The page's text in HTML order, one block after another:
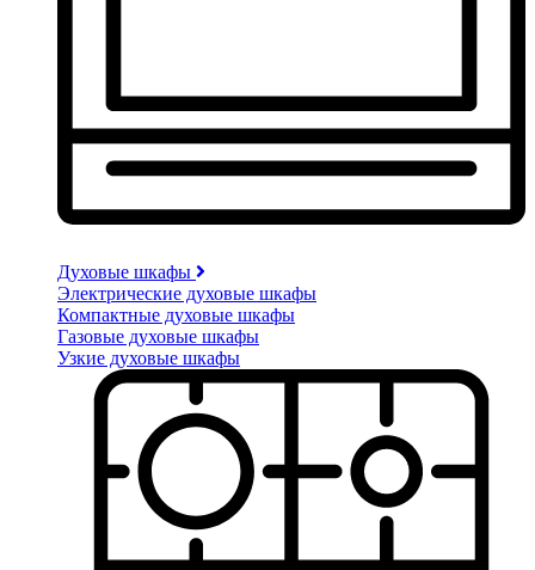
Духовые шкафы
Электрические духовые шкафы
Компактные духовые шкафы
Газовые духовые шкафы
Узкие духовые шкафы